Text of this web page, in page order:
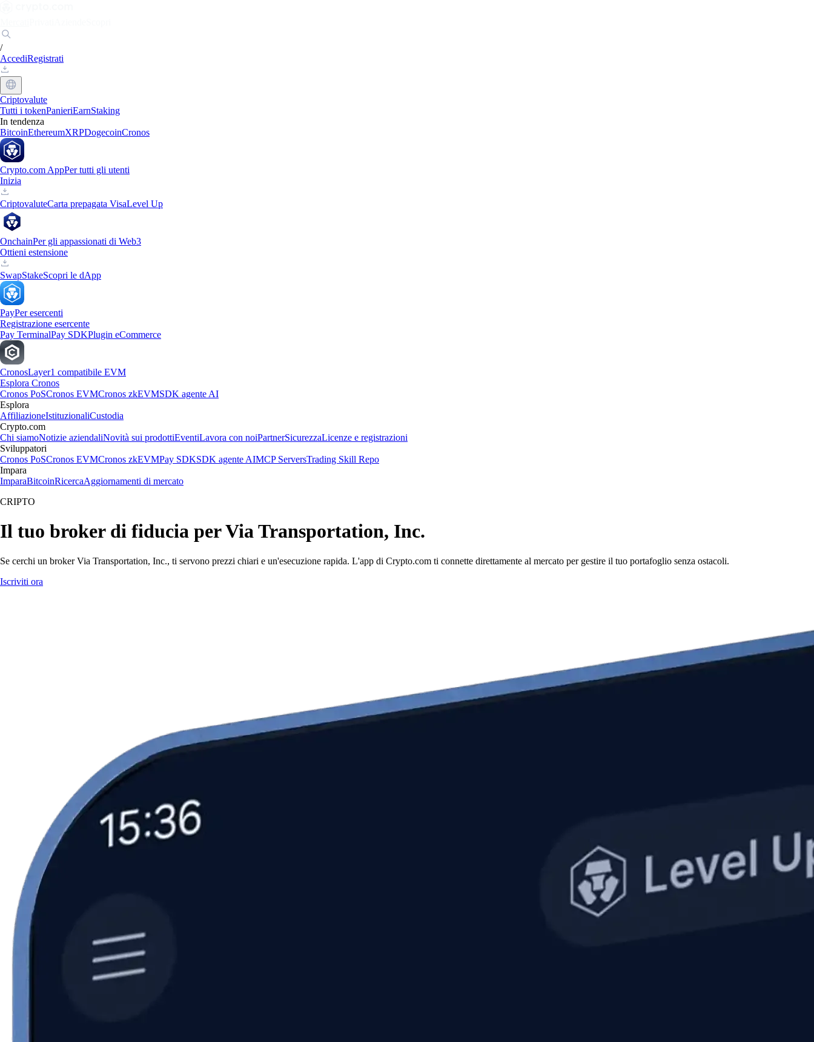
/
AccediRegistrati
Criptovalute
Tutti i tokenPanieriEarnStaking
In tendenza
BitcoinEthereumXRPDogecoinCronos
Crypto.com AppPer tutti gli utenti
Inizia
CriptovaluteCarta prepagata VisaLevel Up
OnchainPer gli appassionati di Web3
Ottieni estensione
SwapStakeScopri le dApp
PayPer esercenti
Registrazione esercente
Pay TerminalPay SDKPlugin eCommerce
CronosLayer1 compatibile EVM
Esplora Cronos
Cronos PoSCronos EVMCronos zkEVMSDK agente AI
Esplora
AffiliazioneIstituzionaliCustodia
Crypto.com
Chi siamoNotizie aziendaliNovità sui prodottiEventiLavora con noiPartnerSicurezzaLicenze e registrazioni
Sviluppatori
Cronos PoSCronos EVMCronos zkEVMPay SDKSDK agente AIMCP ServersTrading Skill Repo
Impara
ImparaBitcoinRicercaAggiornamenti di mercato
CRIPTO
Il tuo broker di fiducia per Via Transportation, Inc.
Se cerchi un broker Via Transportation, Inc., ti servono prezzi chiari e un'esecuzione rapida. L'app di Crypto.com ti connette direttamente al mercato per gestire il tuo portafoglio senza ostacoli.
Iscriviti ora